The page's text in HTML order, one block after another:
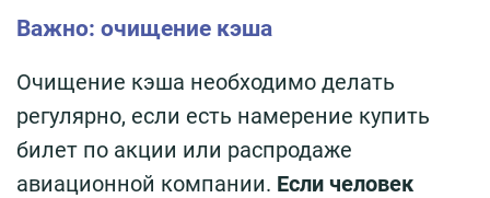
Важно: очищение кэша
Очищение кэша необходимо делать
регулярно, если есть намерение купить
билет по акции или распродаже
авиационной компании. Если человек